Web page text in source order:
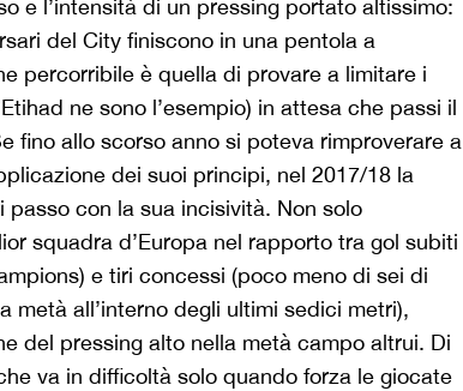
e l’intensità di un pressing portato altissimo:
del City finiscono in una pentola a
percorribile è quella di provare a limitare i
ne sono l’esempio) in attesa che passi il
fino allo scorso anno si poteva rimproverare a
dei suoi principi, nel 2017/18 la
passo con la sua incisività. Non solo
squadra d’Europa nel rapporto tra gol subiti
e tiri concessi (poco meno di sei di
metà all’interno degli ultimi sedici metri),
del pressing alto nella metà campo altrui. Di
va in difficoltà solo quando forza le giocate